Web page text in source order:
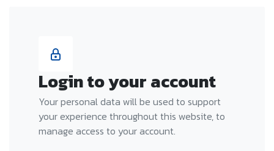
Login to your account
Your personal data will be used to support
your experience throughout this website, to
manage access to your account.